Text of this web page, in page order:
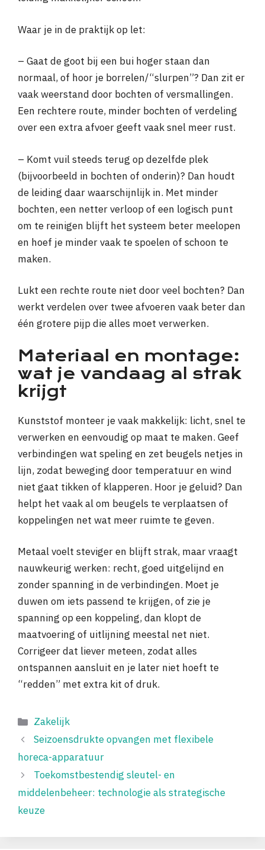
Waar je in de praktijk op let:
– Gaat de goot bij een bui hoger staan dan
normaal, of hoor je borrelen/“slurpen”? Dan zit er
vaak weerstand door bochten of versmallingen.
Een rechtere route, minder bochten of verdeling
over een extra afvoer geeft vaak snel meer rust.
– Komt vuil steeds terug op dezelfde plek
(bijvoorbeeld in bochten of onderin)? Dan houdt
de leiding daar waarschijnlijk in. Met minder
bochten, een netter verloop of een logisch punt
om te reinigen blijft het systeem beter meelopen
en hoef je minder vaak te spoelen of schoon te
maken.
Lukt een rechte route niet door veel bochten? Dan
werkt verdelen over twee afvoeren vaak beter dan
één grotere pijp die alles moet verwerken.
Materiaal en montage:
wat je vandaag al strak
krijgt
Kunststof monteer je vaak makkelijk: licht, snel te
verwerken en eenvoudig op maat te maken. Geef
verbindingen wat speling en zet beugels netjes in
lijn, zodat beweging door temperatuur en wind
niet gaat tikken of klapperen. Hoor je geluid? Dan
helpt het vaak al om beugels te verplaatsen of
koppelingen net wat meer ruimte te geven.
Metaal voelt steviger en blijft strak, maar vraagt
nauwkeurig werken: recht, goed uitgelijnd en
zonder spanning in de verbindingen. Moet je
duwen om iets passend te krijgen, of zie je
spanning op een koppeling, dan klopt de
maatvoering of uitlijning meestal net niet.
Corrigeer dat liever meteen, zodat alles
ontspannen aansluit en je later niet hoeft te
“redden” met extra kit of druk.
Categorieën
Zakelijk
Seizoensdrukte opvangen met flexibele
horeca-apparatuur
Toekomstbestendig sleutel- en
middelenbeheer: technologie als strategische
keuze